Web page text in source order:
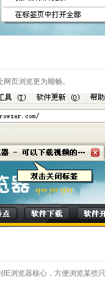
页浏览更为顺畅。
浏览器核心，方便浏览某些